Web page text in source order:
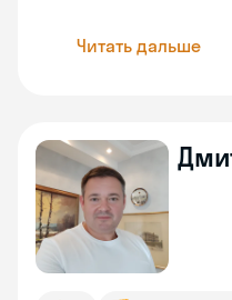
Читать дальше